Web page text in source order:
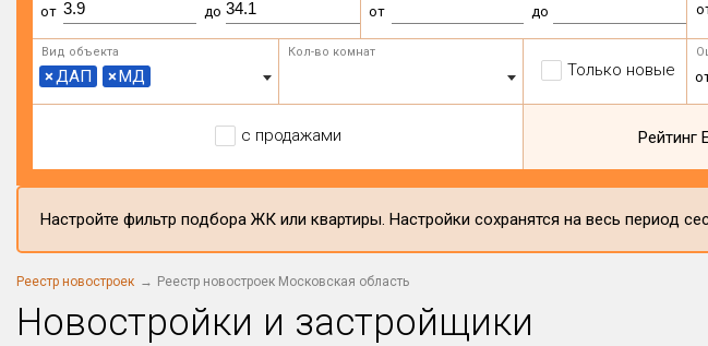
от до от до
Вид объекта
×ДАП ×МД
Кол-во комнат
Только новые
с продажами Рейтинг
Настройте фильтр подбора ЖК или квартиры. Настройки сохранятся на весь период
Реестр новостроек Реестр новостроек Московская область
Новостройки и застройщики